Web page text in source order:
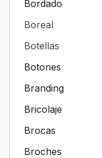
Bordado
Boreal
Botellas
Botones
Branding
Bricolaje
Brocas
Broches